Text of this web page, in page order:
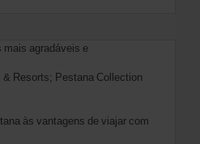
mais agradáveis e
Resorts; Pestana Collection
às vantagens de viajar com